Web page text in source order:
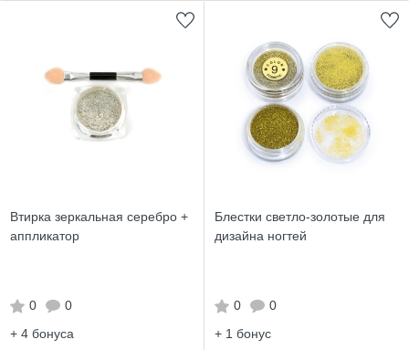
Втирка зеркальная серебро +
аппликатор
0
0
+ 4 бонуса
Блестки светло-золотые для
дизайна ногтей
0
0
+ 1 бонус